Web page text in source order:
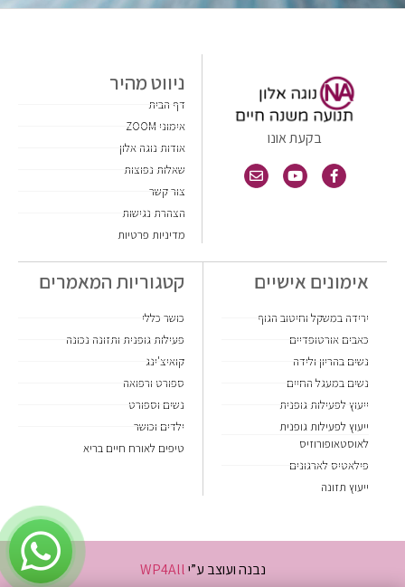
בקעת אונו
ניווט מהיר
דף הבית
אימוני ZOOM
אודות נוגה אלון
שאלות נפוצות
צור קשר
הצהרת נגישות
מדיניות פרטיות
אימונים אישיים
ירידה במשקל וחיטוב הגוף
כאבים אורטופדיים
נשים בהריון ולידה
נשים במעגל החיים
ייעוץ לפעילות גופנית
ייעוץ לפעילות גופנית
לאוסטאופורוזיס
פילאטיס לארגונים
ייעוץ תזונה
קטגוריות המאמרים
כושר כללי
פעילות גופנית ותזונה נכונה
קואיצ'ינג
ספורט ורפואה
נשים וספורט
ילדים וכושר
טיפים לאורח חיים בריא
נבנה ועוצב ע”יWP4All